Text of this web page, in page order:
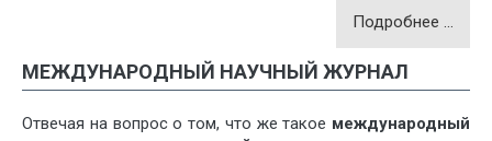
Подробнее …
МЕЖДУНАРОДНЫЙ НАУЧНЫЙ ЖУРНАЛ
Отвечая на вопрос о том, что же такое международный